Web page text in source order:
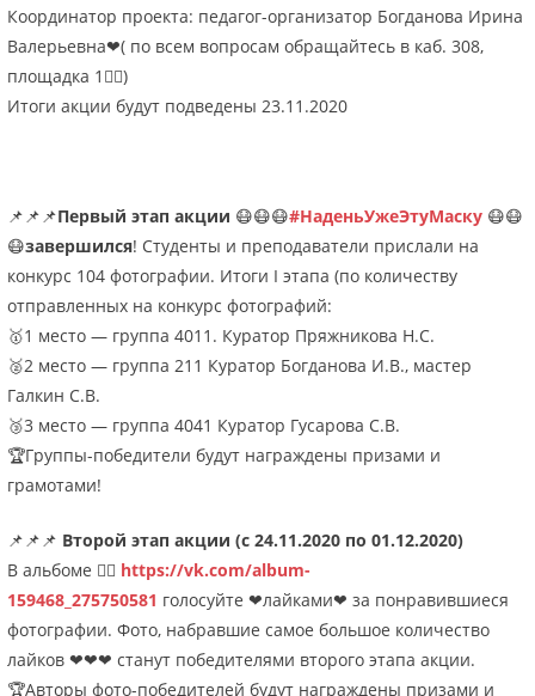
Координатор проекта: педагог-организатор Богданова Ирина
Валерьевна❤( по всем вопросам обращайтесь в каб. 308,
площадка 1✌🏻)
Итоги акции будут подведены 23.11.2020
📌📌📌Первый этап акции 😷😷😷#НаденьУжеЭтуМаску 😷😷
😷завершился! Студенты и преподаватели прислали на
конкурс 104 фотографии. Итоги I этапа (по количеству
отправленных на конкурс фотографий:
🥇1 место — группа 4011. Куратор Пряжникова Н.С.
🥈2 место — группа 211 Куратор Богданова И.В., мастер
Галкин С.В.
🥉3 место — группа 4041 Куратор Гусарова С.В.
🏆Группы-победители будут награждены призами и
грамотами!
📌📌📌 Второй этап акции (с 24.11.2020 по 01.12.2020)
В альбоме 👉🏻 https://vk.com/album-
159468_275750581 голосуйте ❤лайками❤ за понравившиеся
фотографии. Фото, набравшие самое большое количество
лайков ❤❤❤ станут победителями второго этапа акции.
🏆Авторы фото-победителей будут награждены призами и